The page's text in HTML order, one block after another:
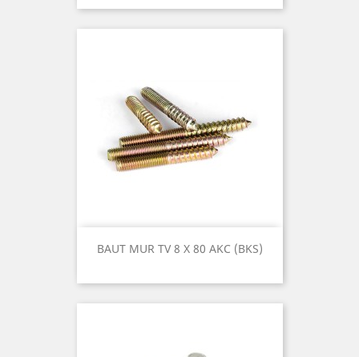
BAUT MUR TV 8 X 80 AKC (BKS)